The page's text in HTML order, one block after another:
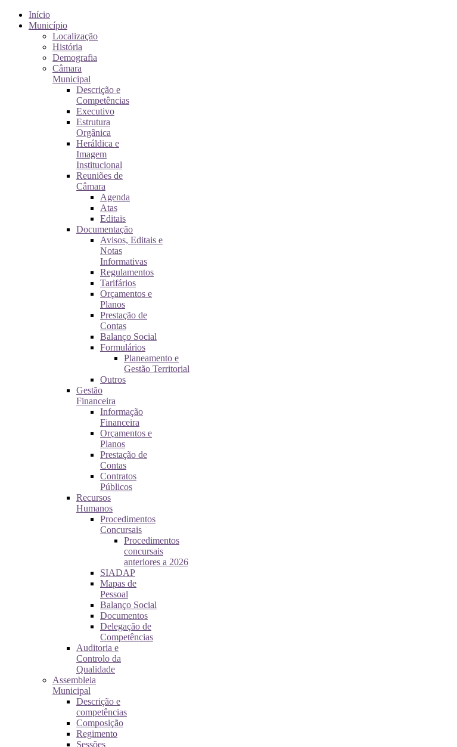
Início
Município
Localização
História
Demografia
Câmara
Municipal
Descrição e
Competências
Executivo
Estrutura
Orgânica
Heráldica e
Imagem
Institucional
Reuniões de
Câmara
Agenda
Atas
Editais
Documentação
Avisos, Editais e
Notas
Informativas
Regulamentos
Tarifários
Orçamentos e
Planos
Prestação de
Contas
Balanço Social
Formulários
Planeamento e
Gestão Territorial
Outros
Gestão
Financeira
Informação
Financeira
Orçamentos e
Planos
Prestação de
Contas
Contratos
Públicos
Recursos
Humanos
Procedimentos
Concursais
Procedimentos
concursais
anteriores a 2026
SIADAP
Mapas de
Pessoal
Balanço Social
Documentos
Delegação de
Competências
Auditoria e
Controlo da
Qualidade
Assembleia
Municipal
Descrição e
competências
Composição
Regimento
Sessões